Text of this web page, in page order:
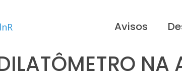
Avisos
NA